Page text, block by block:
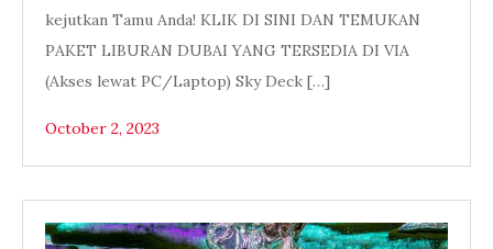
kejutkan Tamu Anda! KLIK DI SINI DAN TEMUKAN
PAKET LIBURAN DUBAI YANG TERSEDIA DI VIA
(Akses lewat PC/Laptop) Sky Deck […]
October 2, 2023